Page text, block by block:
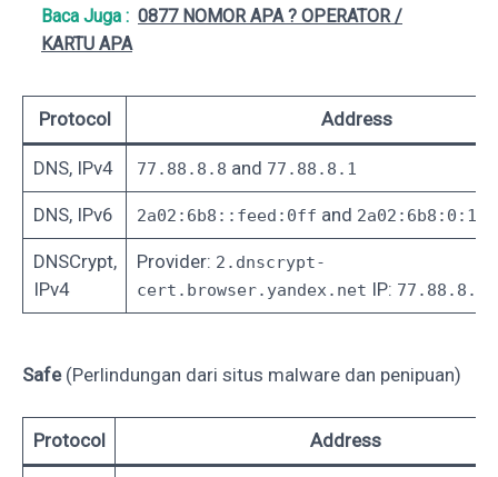
Baca Juga : 0877 NOMOR APA ? OPERATOR /
KARTU APA
Protocol Address
DNS, IPv4 77.88.8.8 and 77.88.8.1
DNS, IPv6 2a02:6b8::feed:0ff and
DNSCrypt,
IPv4
Provider: 2.dnscrypt-
cert.browser.yandex.net IP:
Safe(Perlindungan dari situs malware dan penipuan)
Protocol Address